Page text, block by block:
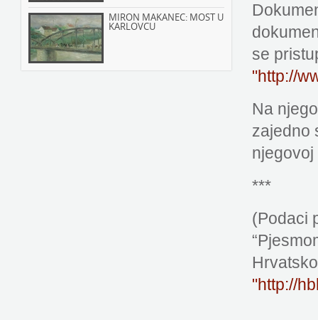
MIRON MAKANEC: MOST U
KARLOVCU
se
"http://
Na
zajedno
***
(Podaci
"http://